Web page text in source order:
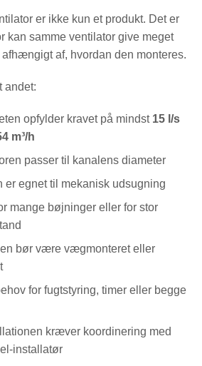
er ikke kun et produkt. Det er
kan samme ventilator give meget
af, hvordan den monteres.
andet:
opfylder kravet på mindst 15 l/s
m³/h
passer til kanalens diameter
er egnet til mekanisk udsugning
mange bøjninger eller for stor
bør være vægmonteret eller
for fugtstyring, timer eller begge
kræver koordinering med
installatør